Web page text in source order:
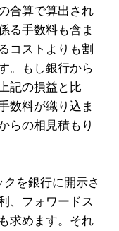
合算で算出され
る手数料も含ま
コストよりも割
。もし銀行から
記の損益と比
数料が織り込ま
らの相見積もり
を銀行に開示さ
、フォワードス
求めます。それ